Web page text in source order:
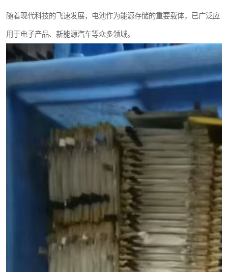
随着现代科技的飞速发展，电池作为能源存储的重要载体，已广泛应
用于电子产品、新能源汽车等众多领域。